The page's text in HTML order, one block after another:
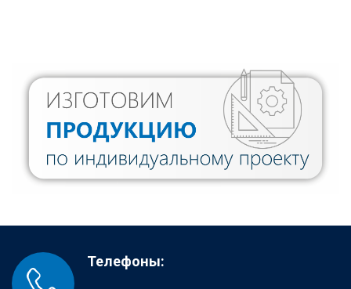
Телефоны: